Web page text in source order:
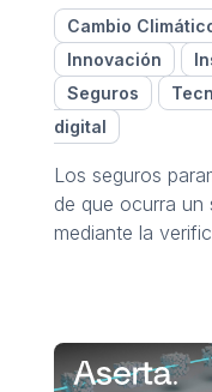
Cambio
Innovación
Seguros
digital
Los seguros
de que ocurra un
mediante la